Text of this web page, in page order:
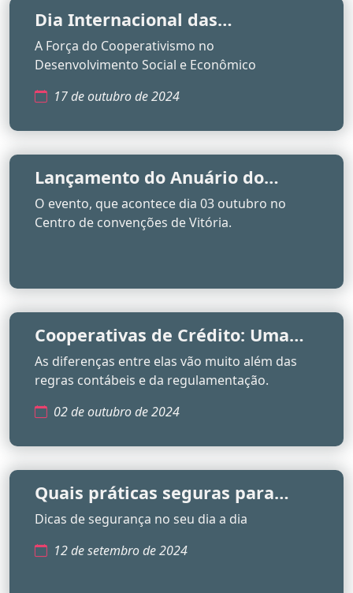
Dia Internacional das
Cooperativas de Crédito
A Força do Cooperativismo no
Desenvolvimento Social e Econômico
17 de outubro de 2024
Lançamento do Anuário do
Cooperativismo Capixaba
Contará com a Presença da
O evento, que acontece dia 03 outubro no
Centro de convenções de Vitória.
Cooperativas de Crédito: Uma
Alternativa Humanizada aos
Bancos Tradicionais
As diferenças entre elas vão muito além das
regras contábeis e da regulamentação.
02 de outubro de 2024
Quais práticas seguras para
realizar o pagamento PIX
Dicas de segurança no seu dia a dia
12 de setembro de 2024